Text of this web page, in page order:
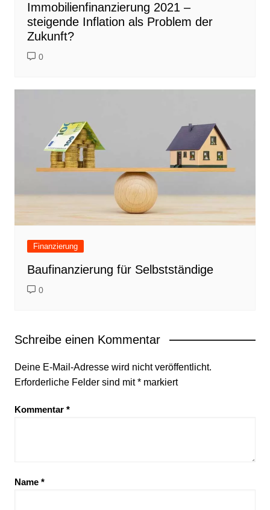
Immobilienfinanzierung 2021 –
steigende Inflation als Problem der
Zukunft?
0
Finanzierung
Baufinanzierung für Selbstständige
0
Schreibe einen Kommentar
Deine E-Mail-Adresse wird nicht veröffentlicht.
Erforderliche Felder sind mit*markiert
Kommentar *
Name *